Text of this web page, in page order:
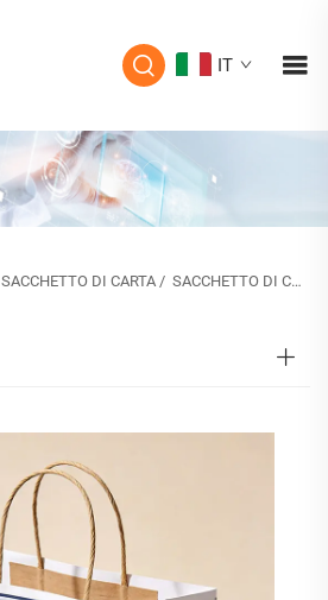
IT
SACCHETTO DI CARTA / SACCHETTO DI CARTA PER RISTORAZIONE